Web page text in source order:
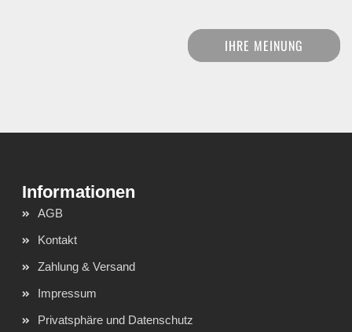
IHRE MEINUNG
AGB
Kontakt
Zahlung & Versand
Impressum
Privatsphäre und Datenschutz